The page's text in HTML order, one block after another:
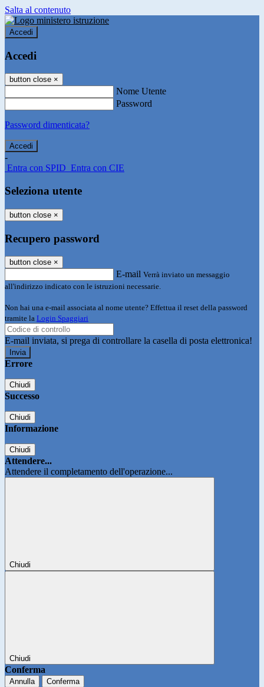
Salta al contenuto
Accedi
Accedi
button close ×
Nome Utente
Password
Password dimenticata?
-
Entra con SPID Entra con CIE
Seleziona utente
button close ×
Recupero password
button close ×
E-mail Verrà inviato un messaggio
all'indirizzo indicato con le istruzioni necessarie.
Non hai una e-mail associata al nome utente? Effettua il reset della password
tramite la Login Spaggiari
E-mail inviata, si prega di controllare la casella di posta elettronica!
Errore
Chiudi
Successo
Chiudi
Informazione
Chiudi
Attendere...
Attendere il completamento dell'operazione...
Chiudi
Chiudi
Conferma
Annulla Conferma